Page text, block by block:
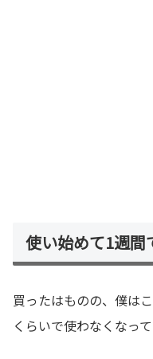
使い始めて1週間
買ったはものの、僕は
くらいで使わなくなっ